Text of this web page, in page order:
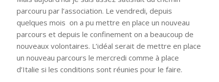
parcouru par l’association. Le vendredi, depuis
quelques mois on a pu mettre en place un nouveau
parcours et depuis le confinement on a beaucoup de
nouveaux volontaires. L’idéal serait de mettre en place
un nouveau parcours le mercredi comme à place
d’Italie si les conditions sont réunies pour le faire.